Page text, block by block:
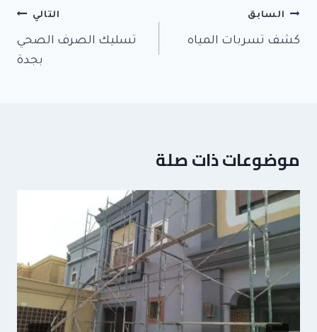
o
ok
تصفّح
المقالات
السابق
كشف تسربات المياه
التالي
تسليك الصرف الصحي
بجدة
موضوعات ذات صلة